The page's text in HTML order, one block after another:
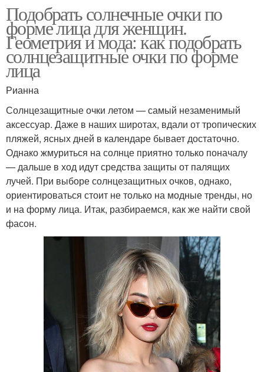
Подобрать солнечные очки по
форме лица для женщин.
Геометрия и мода: как подобрать
солнцезащитные очки по форме
лица
Рианна
Солнцезащитные очки летом — самый незаменимый
аксессуар. Даже в наших широтах, вдали от тропических
пляжей, ясных дней в календаре бывает достаточно.
Однако жмуриться на солнце приятно только поначалу
— дальше в ход идут средства защиты от палящих
лучей. При выборе солнцезащитных очков, однако,
ориентироваться стоит не только на модные тренды, но
и на форму лица. Итак, разбираемся, как же найти свой
фасон.